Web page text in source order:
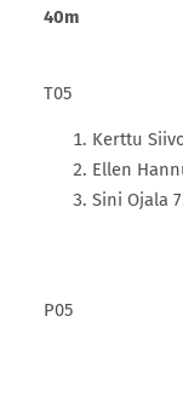
T05
Kerttu
Ellen
Sini Ojala